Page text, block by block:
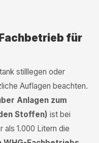
für
stilllegen oder
Auflagen beachten.
Anlagen zum
Stoffen) ist bei
als 1.000 Litern die